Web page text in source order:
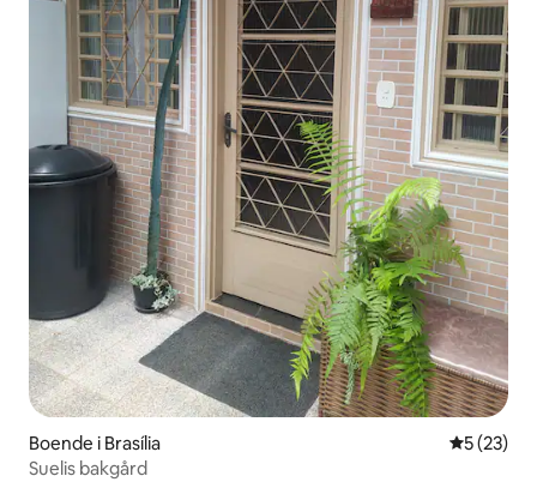
Boende i Brasília 5 av 5 i
5 (23)
Suelis bakgård